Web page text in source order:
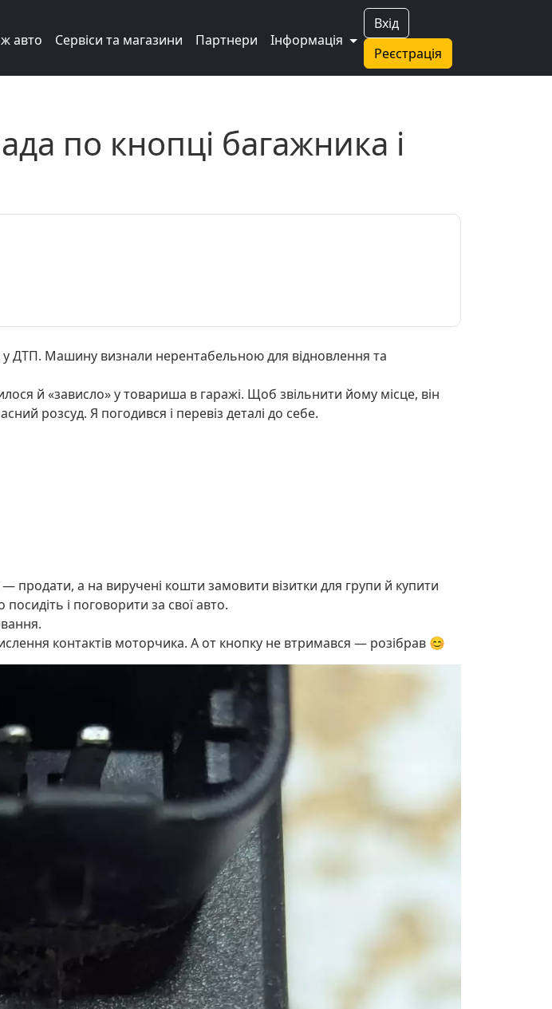
Вхід
Реєстрація
авто Сервіси та магазини Партнери Інформація
по кнопці багажника і
у ДТП. Машину визнали нерентабельною для відновлення та
й «зависло» у товариша в гаражі. Щоб звільнити йому місце, він
розсуд. Я погодився і перевіз деталі до себе.
продати, а на виручені кошти замовити візитки для групи й купити
і поговорити за свої авто.
контактів моторчика. А от кнопку не втримався — розібрав 😊